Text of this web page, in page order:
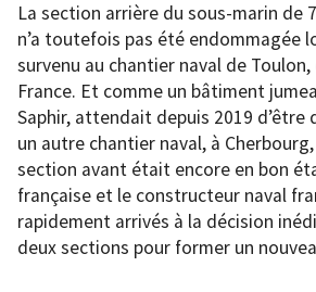
La section arrière du sous-marin de
n’a toutefois pas été endommagée
survenu au chantier naval de
France. Et comme un bâtiment
Saphir, attendait depuis 2019 d’être
un autre chantier naval, à
section avant était encore en bon
française et le constructeur naval
rapidement arrivés à la décision
deux sections pour former un